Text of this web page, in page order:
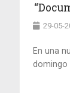
29-05-
En una
domingo